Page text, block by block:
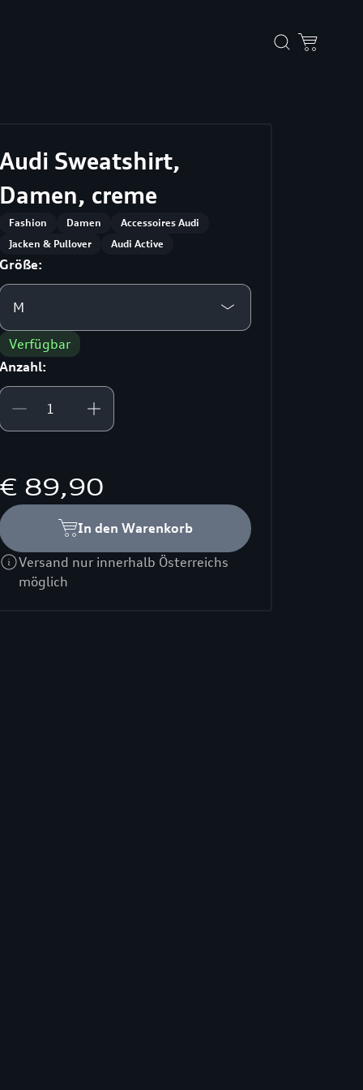
Audi Sweatshirt,
Damen, creme
Fashion Damen
Accessoires Audi
Jacken & Pullover
Audi Active
Größe:
M
Verfügbar
Anzahl:
€ 89,90
In den Warenkorb
Versand nur innerhalb Österreichs
möglich